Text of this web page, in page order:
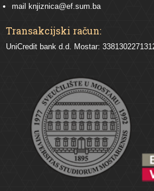
mail
knjiznica@ef.sum.ba
Transakcijski račun:
UniCredit bank d.d. Mostar: